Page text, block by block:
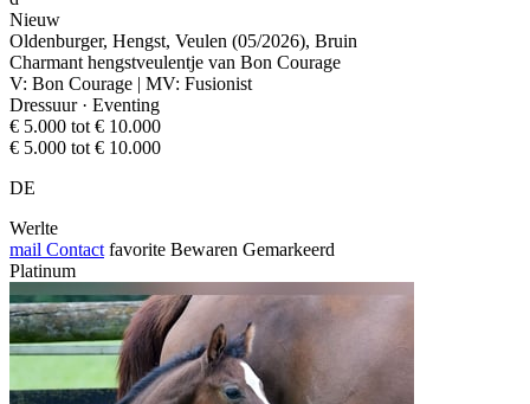
Nieuw
Oldenburger, Hengst, Veulen (05/2026), Bruin
Charmant hengstveulentje van Bon Courage
V: Bon Courage | MV: Fusionist
Dressuur · Eventing
€ 5.000 tot € 10.000
€ 5.000 tot € 10.000
DE
Werlte
mail Contact favorite Bewaren Gemarkeerd
Platinum